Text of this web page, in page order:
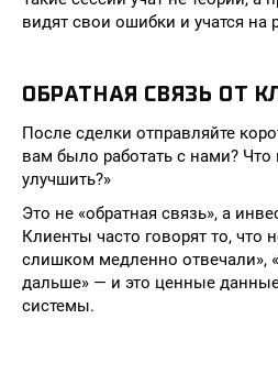
видят свои ошибки и учатся на
ОБРАТНАЯ СВЯЗЬ ОТ
После сделки отправляйте
вам было работать с нами?
улучшить?»
Это не «обратная связь», а
Клиенты часто говорят то, что
слишком медленно отвечали»,
дальше» — и это ценные
системы.